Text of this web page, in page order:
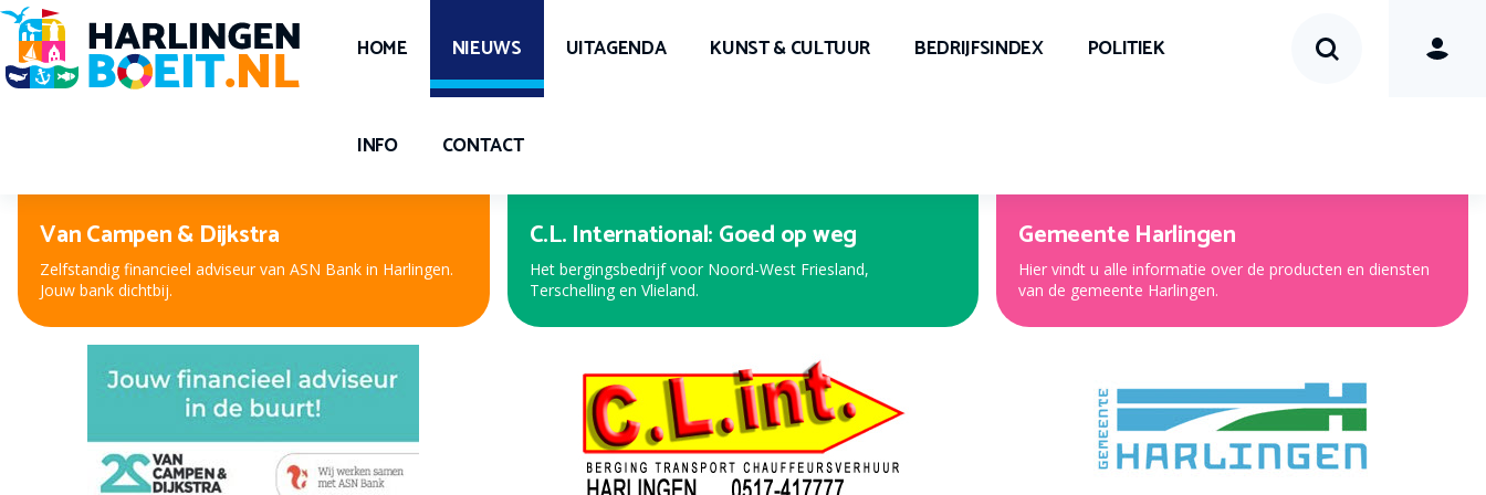
HOME NIEUWS UITAGENDA KUNST & CULTUUR BEDRIJFSINDEX POLITIEK
INFO CONTACT
Peter Kuiper, voor oog en oor
Nieuwe bril, contactlenzen of hooroplossing? Bij Peter
Kuiper, dé opticien en audicien bent u aan het juiste adres.
Expert Harlingen
Bekijk de nieuwe folder met de beste aanbiedingen!
Gemeente Harlingen
Hier vindt u alle informatie over de producten en diensten
van de gemeente Harlingen.